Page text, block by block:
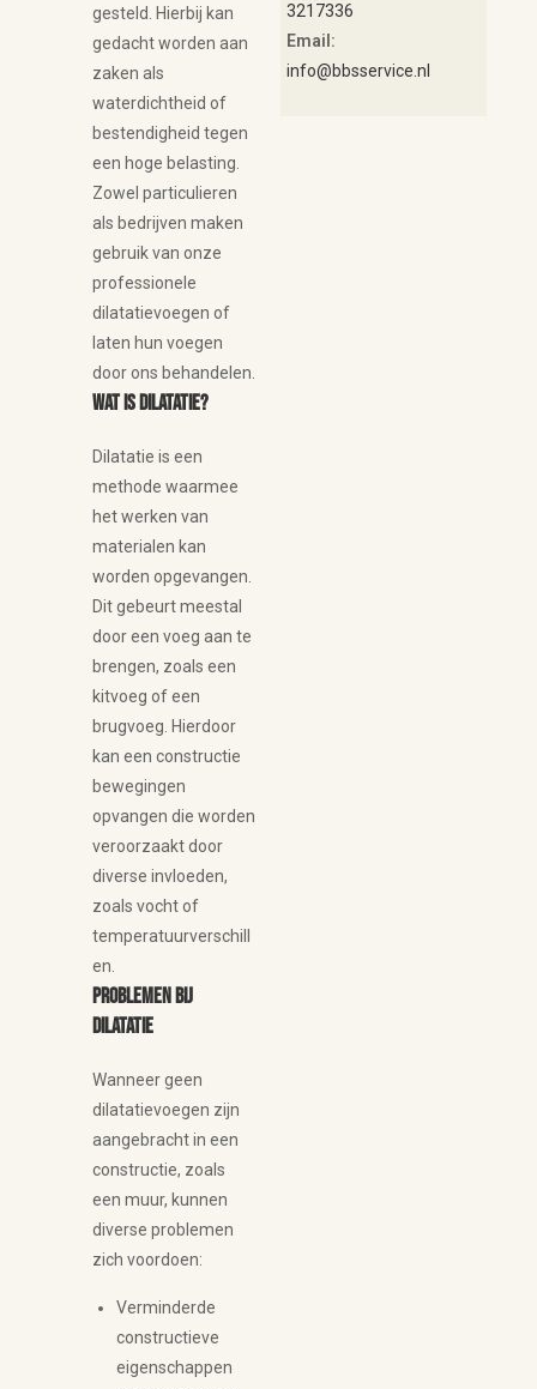
gesteld. Hierbij kan
gedacht worden aan
zaken als
waterdichtheid of
bestendigheid tegen
een hoge belasting.
Zowel particulieren
als bedrijven maken
gebruik van onze
professionele
dilatatievoegen of
laten hun voegen
door ons behandelen.
Wat is dilatatie?
Dilatatie is een
methode waarmee
het werken van
materialen kan
worden opgevangen.
Dit gebeurt meestal
door een voeg aan te
brengen, zoals een
kitvoeg of een
brugvoeg. Hierdoor
kan een constructie
bewegingen
opvangen die worden
veroorzaakt door
diverse invloeden,
zoals vocht of
temperatuurverschill
en.
Problemen bij
dilatatie
Wanneer geen
dilatatievoegen zijn
aangebracht in een
constructie, zoals
een muur, kunnen
diverse problemen
zich voordoen:
Verminderde
constructieve
eigenschappen
3217336
Email:
info@bbsservice.nl